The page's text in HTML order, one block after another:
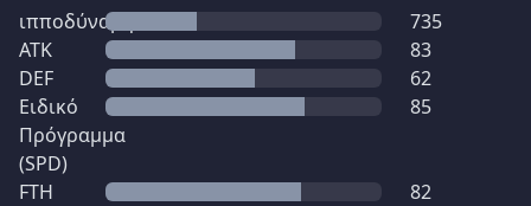
ιπποδύναμη
735
ATK
83
DEF
62
Ειδικό
Πρόγραμμα
(SPD)
85
FTH
82